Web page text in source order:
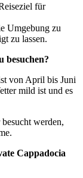
für
Umgebung zu
zu lassen.
besuchen?
von April bis Juni
mild ist und es
werden,
Cappadocia